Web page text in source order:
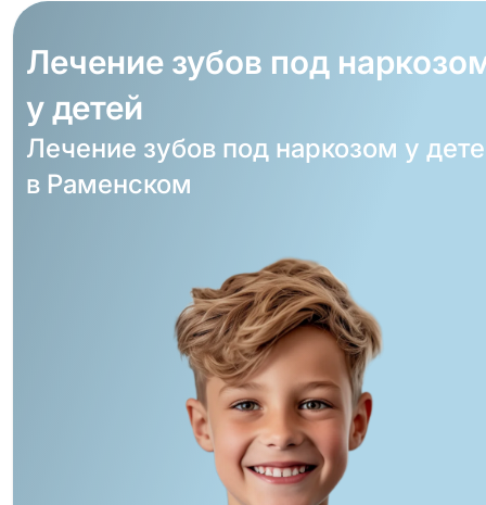
Лечение зубов под
у детей
Лечение зубов под наркозом у
в Раменском